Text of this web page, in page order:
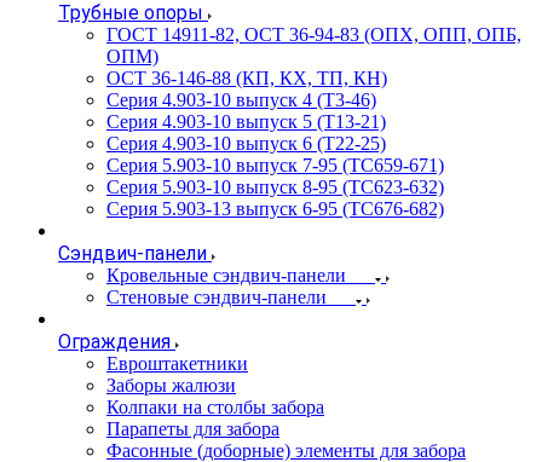
Трубные опоры
ГОСТ 14911-82, ОСТ 36-94-83 (ОПХ, ОПП, ОПБ,
ОПМ)
ОСТ 36-146-88 (КП, КХ, ТП, КН)
Серия 4.903-10 выпуск 4 (Т3-46)
Серия 4.903-10 выпуск 5 (Т13-21)
Серия 4.903-10 выпуск 6 (Т22-25)
Серия 5.903-10 выпуск 7-95 (ТС659-671)
Серия 5.903-10 выпуск 8-95 (ТС623-632)
Серия 5.903-13 выпуск 6-95 (ТС676-682)
Сэндвич-панели
Кровельные сэндвич-панели
Стеновые сэндвич-панели
Ограждения
Евроштакетники
Заборы жалюзи
Колпаки на столбы забора
Парапеты для забора
Фасонные (доборные) элементы для забора